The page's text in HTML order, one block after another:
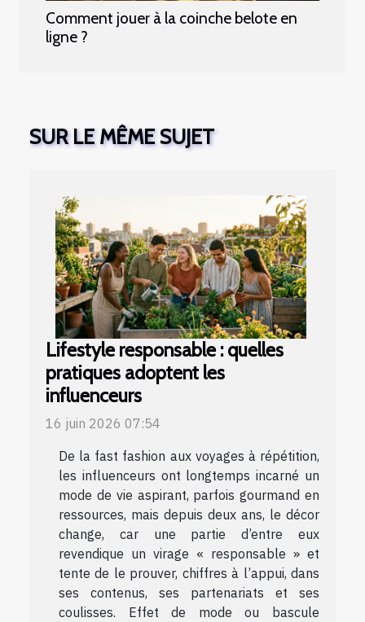
Comment jouer à la coinche belote en
ligne ?
SUR LE MÊME SUJET
Lifestyle responsable : quelles
pratiques adoptent les
influenceurs
16 juin 2026 07:54
De la fast fashion aux voyages à répétition,
les influenceurs ont longtemps incarné un
mode de vie aspirant, parfois gourmand en
ressources, mais depuis deux ans, le décor
change, car une partie d’entre eux
revendique un virage « responsable » et
tente de le prouver, chiffres à l’appui, dans
ses contenus, ses partenariats et ses
coulisses. Effet de mode ou bascule